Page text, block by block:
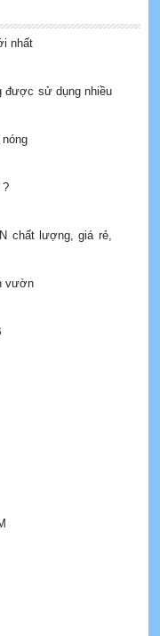
nhất
được sử dụng nhiều
?
chất lượng, giá rẻ,
vườn